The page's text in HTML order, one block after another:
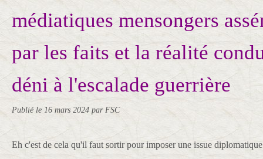
médiatiques mensongers
par les faits et la réalité
déni à l'escalade guerrière
Publié le 16 mars 2024 par FSC
Eh c'est de cela qu'il faut sortir pour imposer une issue